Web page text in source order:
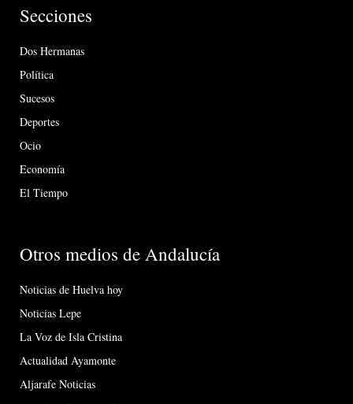
Secciones
Dos Hermanas
Política
Sucesos
Deportes
Ocio
Economía
El Tiempo
Otros medios de Andalucía
Noticias de Huelva hoy
Noticias Lepe
La Voz de Isla Cristina
Actualidad Ayamonte
Aljarafe Noticias